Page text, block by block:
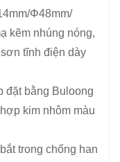
Φ48mm/
kẽm nhúng nóng,
tĩnh điện dày
đặt bằng Buloong
kim nhôm màu
trong chống han